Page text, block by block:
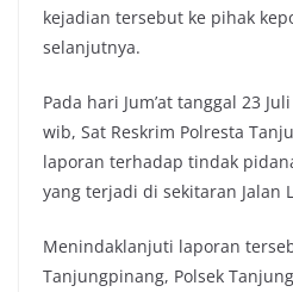
kejadian tersebut ke pihak
selanjutnya.
Pada hari Jum’at tanggal 23
wib, Sat Reskrim Polresta
laporan terhadap tindak
yang terjadi di sekitaran Jalan
Menindaklanjuti laporan
Tanjungpinang, Polsek